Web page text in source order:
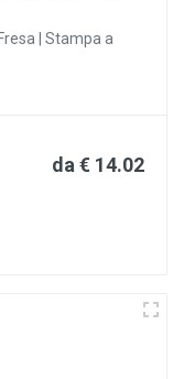
| Stampa a
da € 14.02